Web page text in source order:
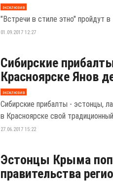
эксклюзив
"Встречи в стиле этно" пройдут
01.09.2017 12:27
Сибирские
Красноярске Янов
эксклюзив
Сибирские прибалты - эстонцы,
в Красноярске свой
27.06.2017 15:22
Эстонцы Крыма
правительства